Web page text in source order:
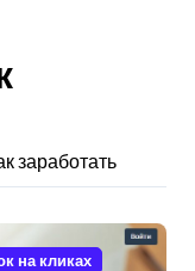
заработать
на кликах